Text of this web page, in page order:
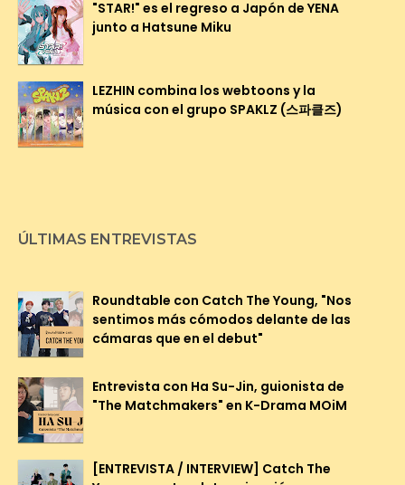
"STAR!" es el regreso a Japón de YENA
junto a Hatsune Miku
LEZHIN combina los webtoons y la
música con el grupo SPAKLZ (스파클즈)
ÚLTIMAS ENTREVISTAS
Roundtable con Catch The Young, "Nos
sentimos más cómodos delante de las
cámaras que en el debut"
Entrevista con Ha Su-Jin, guionista de
"The Matchmakers" en K-Drama MOiM
[ENTREVISTA / INTERVIEW] Catch The